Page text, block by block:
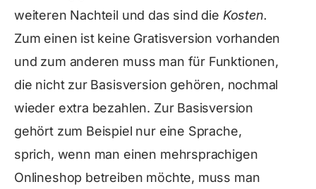
weiteren Nachteil und das sind die Kosten.
Zum einen ist keine Gratisversion vorhanden
und zum anderen muss man für Funktionen,
die nicht zur Basisversion gehören, nochmal
wieder extra bezahlen. Zur Basisversion
gehört zum Beispiel nur eine Sprache,
sprich, wenn man einen mehrsprachigen
Onlineshop betreiben möchte, muss man